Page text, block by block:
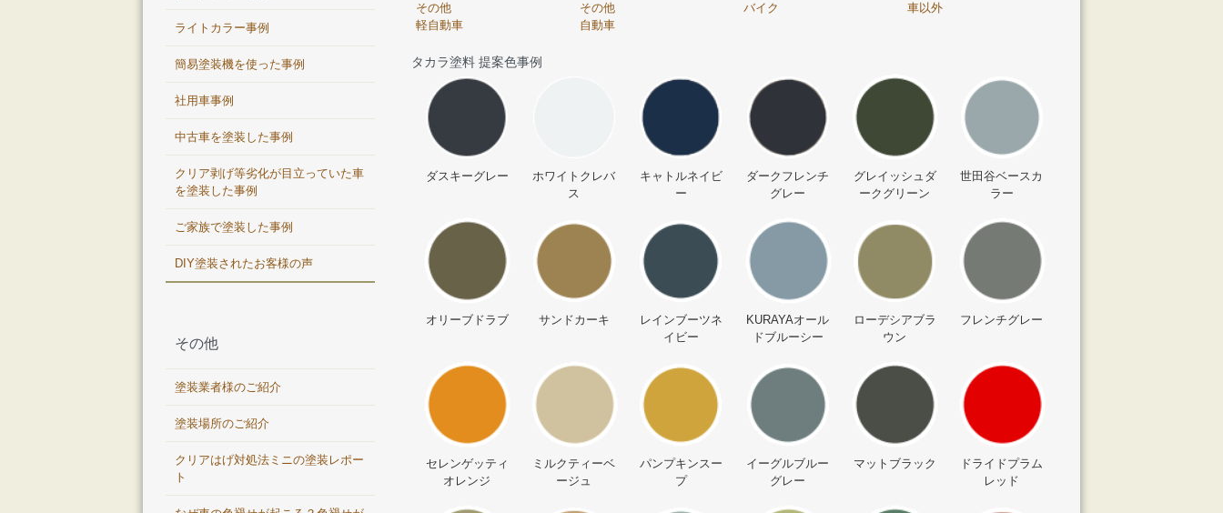
その他
軽自動車
その他
自動車
バイク 車以外
タカラ塗料 提案色事例
ダスキーグレー
ホワイトクレバ
ス
キャトルネイビ
ー
ダークフレンチ
グレー
グレイッシュダ
ークグリーン
世田谷ベースカ
ラー
オリーブドラブ サンドカーキ
レインブーツネ
イビー
KURAYAオール
ドブルーシー
ローデシアブラ
ウン
フレンチグレー
セレンゲッティ
オレンジ
ミルクティーベ
ージュ
パンプキンスー
プ
イーグルブルー
グレー
マットブラック
ドライドプラム
レッド
ライトカラー事例
簡易塗装機を使った事例
社用車事例
中古車を塗装した事例
クリア剥げ等劣化が目立っていた車
を塗装した事例
ご家族で塗装した事例
DIY塗装されたお客様の声
その他
塗装業者様のご紹介
塗装場所のご紹介
クリアはげ対処法ミニの塗装レポー
ト